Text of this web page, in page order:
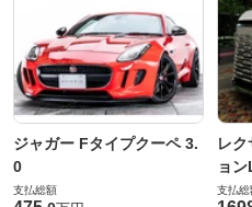
ジャガー Fタイプクーペ 3.
0
支払総額
レ
ョ
支払総